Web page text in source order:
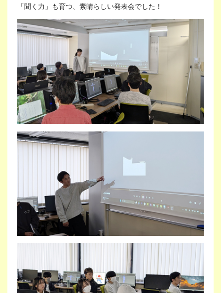
「聞く力」も育つ、素晴らしい発表会でした！